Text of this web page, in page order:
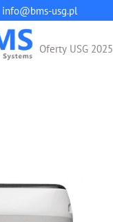
qinfo@bms-usg.pl
Oferty USG 2025